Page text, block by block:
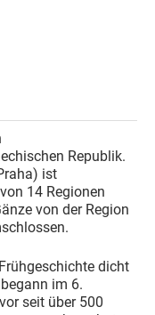
Republik.
ist
14 Regionen
von der Region
dicht
im 6.
seit über 500